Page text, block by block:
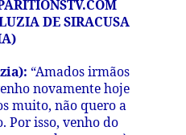
DE SIRACUSA
“Amados irmãos
novamente hoje
muito, não quero a
Por isso, venho do